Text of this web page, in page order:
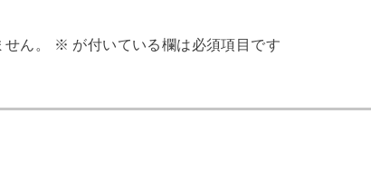
ん。 ※ が付いている欄は必須項目です